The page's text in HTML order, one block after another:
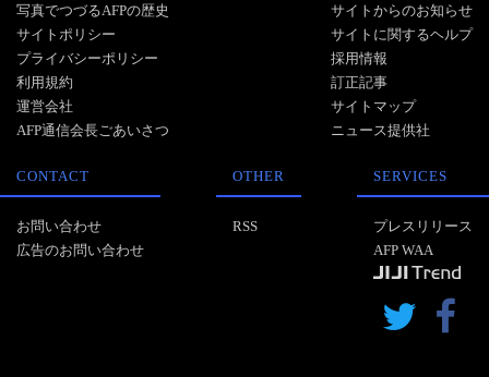
写真でつづるAFPの歴史
サイトポリシー
プライバシーポリシー
利用規約
運営会社
AFP通信会長ごあいさつ
サイトからのお知らせ
サイトに関するヘルプ
採用情報
訂正記事
サイトマップ
ニュース提供社
CONTACT
お問い合わせ
広告のお問い合わせ
OTHER
RSS
SERVICES
プレスリリース
AFP WAA